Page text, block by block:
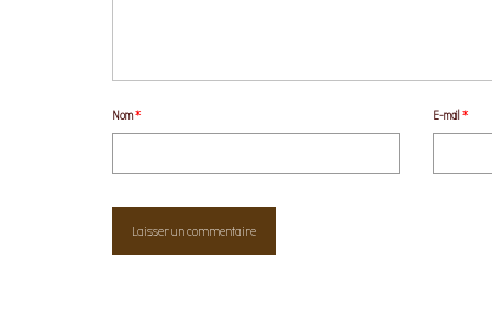
Nom* E-mail*